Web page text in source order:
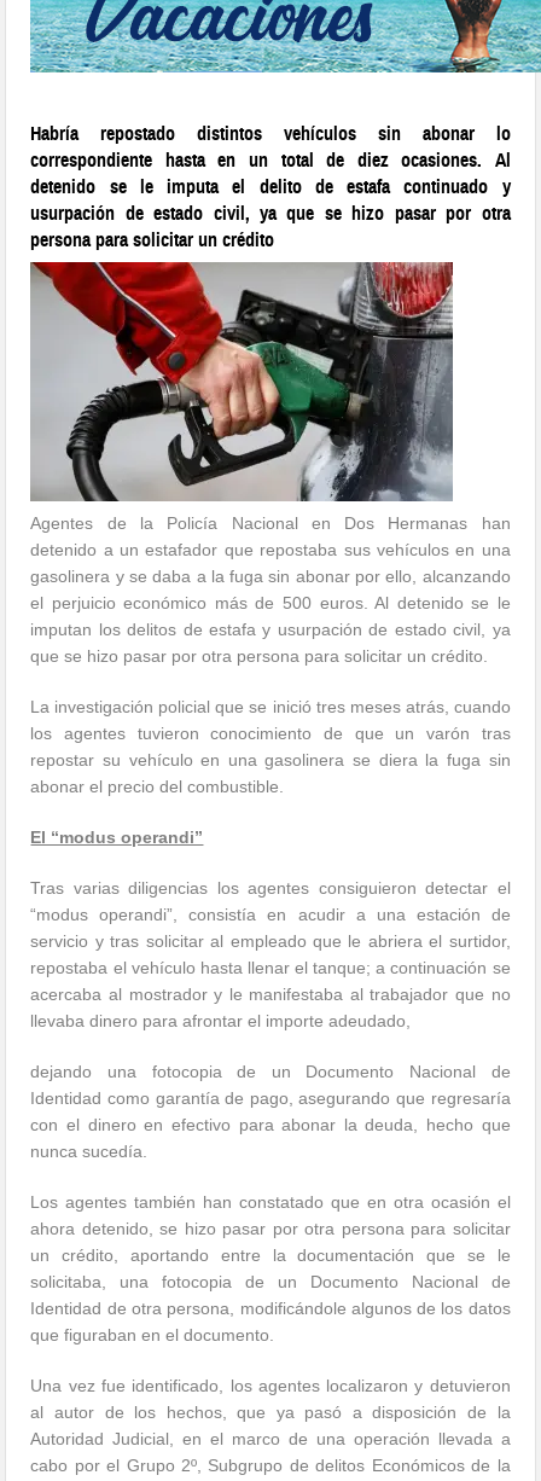
Habría repostado distintos vehículos sin abonar lo
correspondiente hasta en un total de diez ocasiones. Al
detenido se le imputa el delito de estafa continuado y
usurpación de estado civil, ya que se hizo pasar por otra
persona para solicitar un crédito
Agentes de la Policía Nacional en Dos Hermanas han
detenido a un estafador que repostaba sus vehículos en una
gasolinera y se daba a la fuga sin abonar por ello, alcanzando
el perjuicio económico más de 500 euros. Al detenido se le
imputan los delitos de estafa y usurpación de estado civil, ya
que se hizo pasar por otra persona para solicitar un crédito.
La investigación policial que se inició tres meses atrás, cuando
los agentes tuvieron conocimiento de que un varón tras
repostar su vehículo en una gasolinera se diera la fuga sin
abonar el precio del combustible.
El “modus operandi”
Tras varias diligencias los agentes consiguieron detectar el
“modus operandi”, consistía en acudir a una estación de
servicio y tras solicitar al empleado que le abriera el surtidor,
repostaba el vehículo hasta llenar el tanque; a continuación se
acercaba al mostrador y le manifestaba al trabajador que no
llevaba dinero para afrontar el importe adeudado,
dejando una fotocopia de un Documento Nacional de
Identidad como garantía de pago, asegurando que regresaría
con el dinero en efectivo para abonar la deuda, hecho que
nunca sucedía.
Los agentes también han constatado que en otra ocasión el
ahora detenido, se hizo pasar por otra persona para solicitar
un crédito, aportando entre la documentación que se le
solicitaba, una fotocopia de un Documento Nacional de
Identidad de otra persona, modificándole algunos de los datos
que figuraban en el documento.
Una vez fue identificado, los agentes localizaron y detuvieron
al autor de los hechos, que ya pasó a disposición de la
Autoridad Judicial, en el marco de una operación llevada a
cabo por el Grupo 2º, Subgrupo de delitos Económicos de la